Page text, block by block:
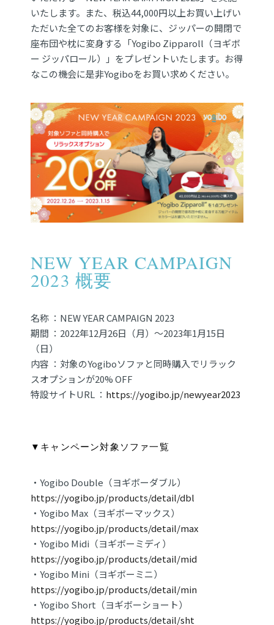
いたします。また、税込44,000円以上お買い上げい
ただいた全てのお客様を対象に、ジッパーの開閉で
座布団や枕に変⾝する「Yogibo Zipparoll（ヨギボ
ー ジッパロール）」をプレゼントいたします。お得
なこの機会に是⾮Yogiboをお買い求めください。
NEW YEAR CAMPAIGN
2023 概要
名称 ：NEW YEAR CAMPAIGN 2023
期間 ：2022年12⽉26⽇（⽉）〜2023年1⽉15⽇
（⽇）
内容 ：対象のYogiboソファと同時購⼊でリラック
スオプションが20% OFF
特設サイトURL ： https://yogibo.jp/newyear2023
▼キャンペーン対象ソファ⼀覧
・Yogibo Double（ヨギボーダブル）
https://yogibo.jp/products/detail/dbl
・Yogibo Max（ヨギボーマックス）
https://yogibo.jp/products/detail/max
・Yogibo Midi（ヨギボーミディ）
https://yogibo.jp/products/detail/mid
・Yogibo Mini（ヨギボーミニ）
https://yogibo.jp/products/detail/min
・Yogibo Short（ヨギボーショート）
https://yogibo.jp/products/detail/sht